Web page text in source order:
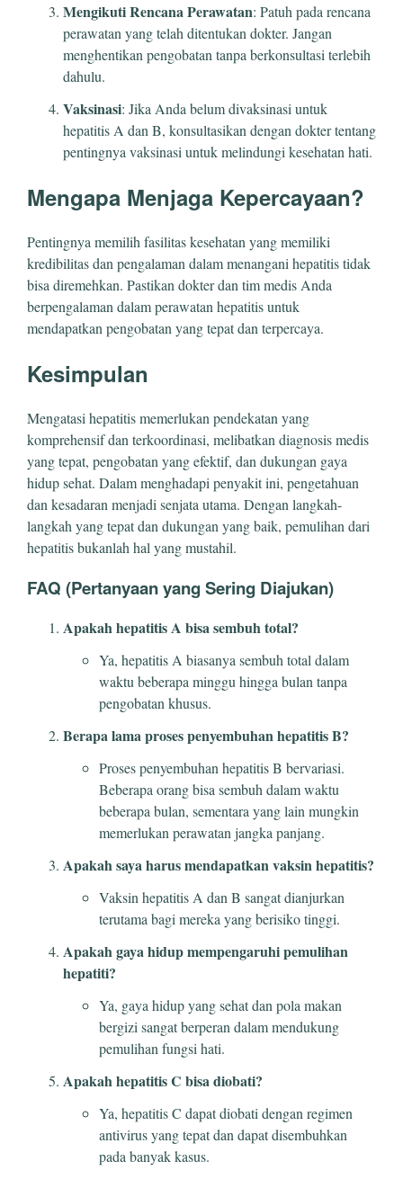
Mengikuti Rencana Perawatan: Patuh pada rencana
perawatan yang telah ditentukan dokter. Jangan
menghentikan pengobatan tanpa berkonsultasi terlebih
dahulu.
Vaksinasi: Jika Anda belum divaksinasi untuk
hepatitis A dan B, konsultasikan dengan dokter tentang
pentingnya vaksinasi untuk melindungi kesehatan hati.
Mengapa Menjaga Kepercayaan?
Pentingnya memilih fasilitas kesehatan yang memiliki
kredibilitas dan pengalaman dalam menangani hepatitis tidak
bisa diremehkan. Pastikan dokter dan tim medis Anda
berpengalaman dalam perawatan hepatitis untuk
mendapatkan pengobatan yang tepat dan terpercaya.
Kesimpulan
Mengatasi hepatitis memerlukan pendekatan yang
komprehensif dan terkoordinasi, melibatkan diagnosis medis
yang tepat, pengobatan yang efektif, dan dukungan gaya
hidup sehat. Dalam menghadapi penyakit ini, pengetahuan
dan kesadaran menjadi senjata utama. Dengan langkah-
langkah yang tepat dan dukungan yang baik, pemulihan dari
hepatitis bukanlah hal yang mustahil.
FAQ (Pertanyaan yang Sering Diajukan)
Apakah hepatitis A bisa sembuh total?
Ya, hepatitis A biasanya sembuh total dalam
waktu beberapa minggu hingga bulan tanpa
pengobatan khusus.
Berapa lama proses penyembuhan hepatitis B?
Proses penyembuhan hepatitis B bervariasi.
Beberapa orang bisa sembuh dalam waktu
beberapa bulan, sementara yang lain mungkin
memerlukan perawatan jangka panjang.
Apakah saya harus mendapatkan vaksin hepatitis?
Vaksin hepatitis A dan B sangat dianjurkan
terutama bagi mereka yang berisiko tinggi.
Apakah gaya hidup mempengaruhi pemulihan
hepatiti?
Ya, gaya hidup yang sehat dan pola makan
bergizi sangat berperan dalam mendukung
pemulihan fungsi hati.
Apakah hepatitis C bisa diobati?
Ya, hepatitis C dapat diobati dengan regimen
antivirus yang tepat dan dapat disembuhkan
pada banyak kasus.